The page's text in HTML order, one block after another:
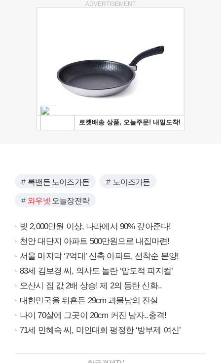
ADVERTISEMENT
록밴든 노이즈가든 노이즈가든
와우넷 오늘장전략
빚 2,000만원 이상, 나라에서 90% 갚아준다!
천안 대단지 아파트 500만원으로 내집마련!
서울 마지막 ‘7억대’ 신축 아파트, 선착순 분양!
83세 김보경 씨, 의사도 놀란 ‘압도적 피지컬’
오산시 집 값 2배 상승! 제 2의 동탄 신화..
대한민국을 뒤흔든 29cm 괴물남의 진실
나이 70살에 그곳이 20cm 커진 남자..충격!
71세 민혜숙 씨, 미인대회 평정한 ‘방부제 여신’